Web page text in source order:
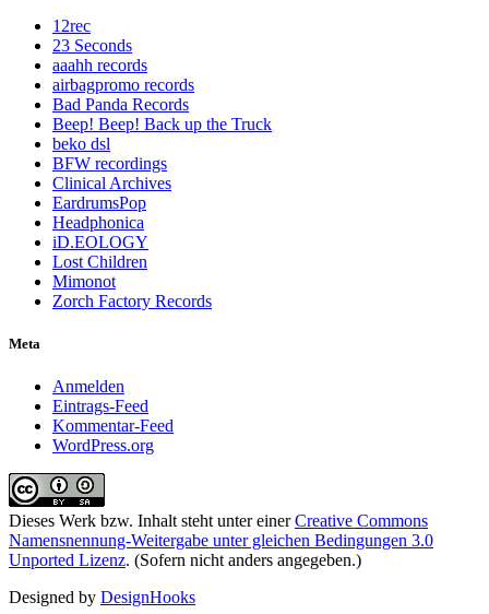
12rec
23 Seconds
aaahh records
airbagpromo records
Bad Panda Records
Beep! Beep! Back up the Truck
beko dsl
BFW recordings
Clinical Archives
EardrumsPop
Headphonica
iD.EOLOGY
Lost Children
Mimonot
Zorch Factory Records
Meta
Anmelden
Eintrags-Feed
Kommentar-Feed
WordPress.org
Dieses Werk bzw. Inhalt steht unter einerCreative Commons
Namensnennung-Weitergabe unter gleichen Bedingungen 3.0
Unported Lizenz. (Sofern nicht anders angegeben.)
Designed by DesignHooks